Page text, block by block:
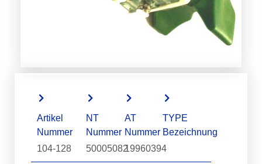
Artikel
Nummer
104-128
NT
Nummer
50005082
AT
Nummer
19960394
TYPE
Bezeichnung